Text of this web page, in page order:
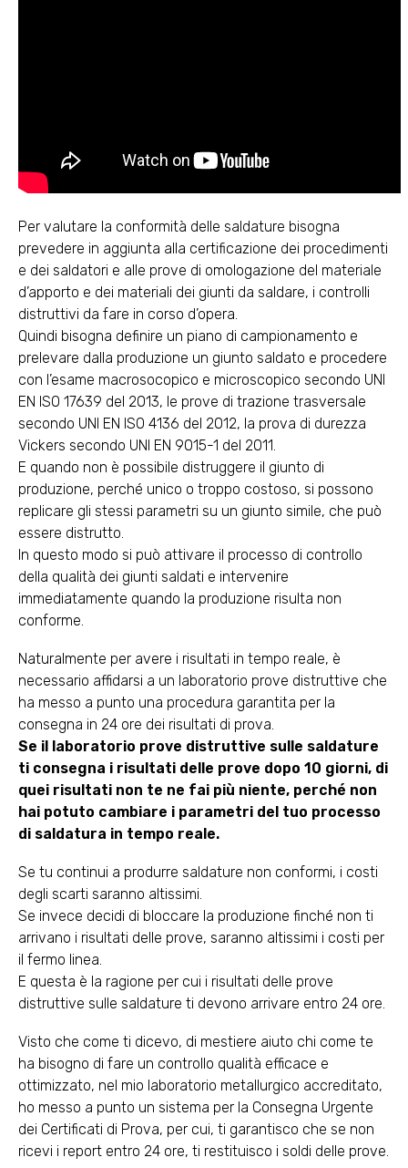
Per valutare la conformità delle saldature bisogna
prevedere in aggiunta alla certificazione dei procedimenti
e dei saldatori e alle prove di omologazione del materiale
d’apporto e dei materiali dei giunti da saldare, i controlli
distruttivi da fare in corso d’opera.
Quindi bisogna definire un piano di campionamento e
prelevare dalla produzione un giunto saldato e procedere
con l’esame macrosocopico e microscopico secondo UNI
EN ISO 17639 del 2013, le prove di trazione trasversale
secondo UNI EN ISO 4136 del 2012, la prova di durezza
Vickers secondo UNI EN 9015-1 del 2011.
E quando non è possibile distruggere il giunto di
produzione, perché unico o troppo costoso, si possono
replicare gli stessi parametri su un giunto simile, che può
essere distrutto.
In questo modo si può attivare il processo di controllo
della qualità dei giunti saldati e intervenire
immediatamente quando la produzione risulta non
conforme.
Naturalmente per avere i risultati in tempo reale, è
necessario affidarsi a un laboratorio prove distruttive che
ha messo a punto una procedura garantita per la
consegna in 24 ore dei risultati di prova.
Se il laboratorio prove distruttive sulle saldature
ti consegna i risultati delle prove dopo 10 giorni, di
quei risultati non te ne fai più niente, perché non
hai potuto cambiare i parametri del tuo processo
di saldatura in tempo reale.
Se tu continui a produrre saldature non conformi, i costi
degli scarti saranno altissimi.
Se invece decidi di bloccare la produzione finché non ti
arrivano i risultati delle prove, saranno altissimi i costi per
il fermo linea.
E questa è la ragione per cui i risultati delle prove
distruttive sulle saldature ti devono arrivare entro 24 ore.
Visto che come ti dicevo, di mestiere aiuto chi come te
ha bisogno di fare un controllo qualità efficace e
ottimizzato, nel mio laboratorio metallurgico accreditato,
ho messo a punto un sistema per la Consegna Urgente
dei Certificati di Prova, per cui, ti garantisco che se non
ricevi i report entro 24 ore, ti restituisco i soldi delle prove.